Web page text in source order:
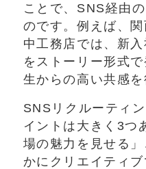
ことで、SNS経由
のです。例えば、
中工務店では、新
をストーリー形式
生からの高い共感を
SNSリクルーティ
イントは大きく3つ
場の魅力を見せる
かにクリエイティ